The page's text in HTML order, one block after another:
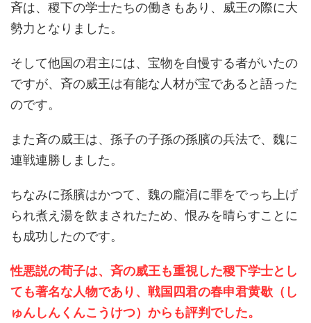
斉は、稷下の学士たちの働きもあり、威王の際に大
勢力となりました。
そして他国の君主には、宝物を自慢する者がいたの
ですが、斉の威王は有能な人材が宝であると語った
のです。
また斉の威王は、孫子の子孫の孫臏の兵法で、魏に
連戦連勝しました。
ちなみに孫臏はかつて、魏の龐涓に罪をでっち上げ
られ煮え湯を飲まされたため、恨みを晴らすことに
も成功したのです。
性悪説の荀子は、斉の威王も重視した稷下学士とし
ても著名な人物であり、戦国四君の春申君黄歇（し
ゅんしんくんこうけつ）からも評判でした。